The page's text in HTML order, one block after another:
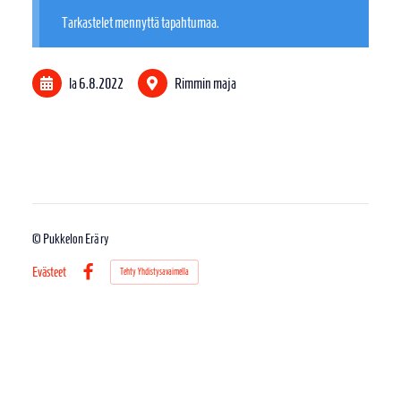
Tarkastelet mennyttä tapahtumaa.
la 6.8.2022 Rimmin maja
© Pukkelon Erä ry
Evästeet
Facebook
Tehty Yhdistysavaimella